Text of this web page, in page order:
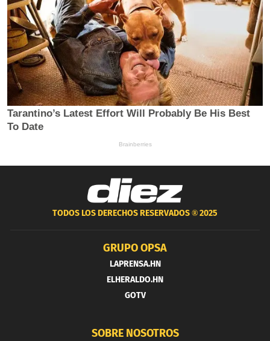
TODOS LOS DERECHOS RESERVADOS ®2025
GRUPO OPSA
LAPRENSA.HN
ELHERALDO.HN
GOTV
SOBRE NOSOTROS